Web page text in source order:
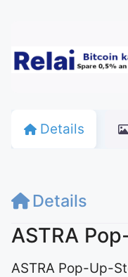
Details
Details
ASTRA
ASTRA Pop-Up-